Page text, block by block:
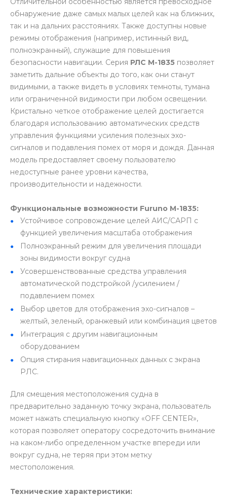
обнаружение даже самых малых целей как на ближних,
так и на дальних расстояниях. Также доступны новые
режимы отображения (например, истинный вид,
полноэкранный), служащие для повышения
безопасности навигации. Серия РЛС М-1835 позволяет
заметить дальние объекты до того, как они станут
видимыми, а также видеть в условиях темноты, тумана
или ограниченной видимости при любом освещении.
Кристально четкое отображение целей достигается
благодаря использованию автоматических средств
управления функциями усиления полезных эхо-
сигналов и подавления помех от моря и дождя. Данная
модель предоставляет своему пользователю
недоступные ранее уровни качества,
производительности и надежности.
Функциональные возможности Furuno M-1835:
Устойчивое сопровождение целей АИС/САРП с
функцией увеличения масштаба отображения
Полноэкранный режим для увеличения площади
зоны видимости вокруг судна
Усовершенствованные средства управления
автоматической подстройкой /усилением /
подавлением помех
Выбор цветов для отображения эхо-сигналов –
желтый, зеленый, оранжевый или комбинация цветов
Интеграция с другим навигационным
оборудованием
Опция стирания навигационных данных с экрана
РЛС.
Для смещения местоположения судна в
предварительно заданную точку экрана, пользователь
может нажать специальную кнопку «OFF CENTER»,
которая позволяет оператору сосредоточить внимание
на каком-либо определенном участке впереди или
вокруг судна, не теряя при этом метку
местоположения.
Технические характеристики: